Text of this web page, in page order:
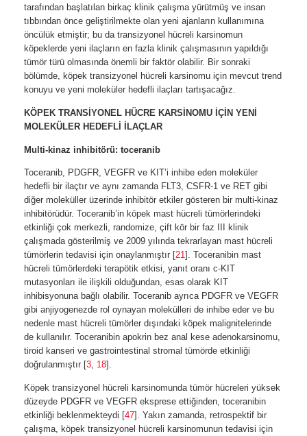
tarafından başlatılan birkaç klinik çalışma yürütmüş ve insan
tıbbından önce geliştirilmekte olan yeni ajanların kullanımına
öncülük etmiştir; bu da transizyonel hücreli karsinomun
köpeklerde yeni ilaçların en fazla klinik çalışmasının yapıldığı
tümör türü olmasında önemli bir faktör olabilir. Bir sonraki
bölümde, köpek transizyonel hücreli karsinomu için mevcut trend
konuyu ve yeni moleküler hedefli ilaçları tartışacağız.
KÖPEK TRANSİYONEL HÜCRE KARSİNOMU İÇİN YENİ
MOLEKÜLER HEDEFLİ İLAÇLAR
Multi-kinaz inhibitörü: toceranib
Toceranib, PDGFR, VEGFR ve KIT’i inhibe eden moleküler
hedefli bir ilaçtır ve aynı zamanda FLT3, CSFR-1 ve RET gibi
diğer moleküller üzerinde inhibitör etkiler gösteren bir multi-kinaz
inhibitörüdür. Toceranib’in köpek mast hücreli tümörlerindeki
etkinliği çok merkezli, randomize, çift kör bir faz III klinik
çalışmada gösterilmiş ve 2009 yılında tekrarlayan mast hücreli
tümörlerin tedavisi için onaylanmıştır [21]. Toceranibin mast
hücreli tümörlerdeki terapötik etkisi, yanıt oranı c-KIT
mutasyonları ile ilişkili olduğundan, esas olarak KIT
inhibisyonuna bağlı olabilir. Toceranib ayrıca PDGFR ve VEGFR
gibi anjiyogenezde rol oynayan molekülleri de inhibe eder ve bu
nedenle mast hücreli tümörler dışındaki köpek malignitelerinde
de kullanılır. Toceranibin apokrin bez anal kese adenokarsinomu,
tiroid kanseri ve gastrointestinal stromal tümörde etkinliği
doğrulanmıştır [3, 18].
Köpek transizyonel hücreli karsinomunda tümör hücreleri yüksek
düzeyde PDGFR ve VEGFR eksprese ettiğinden, toceranibin
etkinliği beklenmekteydi [47]. Yakın zamanda, retrospektif bir
çalışma, köpek transizyonel hücreli karsinomunun tedavisi için